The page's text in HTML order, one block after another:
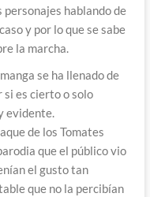
hablando de
y por lo que se sabe
la marcha.
se ha llenado de
si es cierto o solo
evidente.
de los Tomates
que el público vio
el gusto tan
que no la percibían